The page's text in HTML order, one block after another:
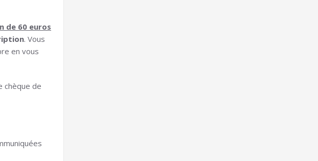
de 60 euros
. Vous
en vous
chèque de